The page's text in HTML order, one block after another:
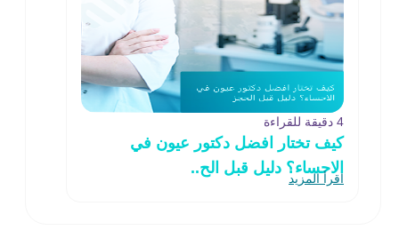
4 دقيقة للقراءة
كيف تختار افضل دكتور عيون في
الاحساء؟ دليل قبل الح..
اقرأ المزيد